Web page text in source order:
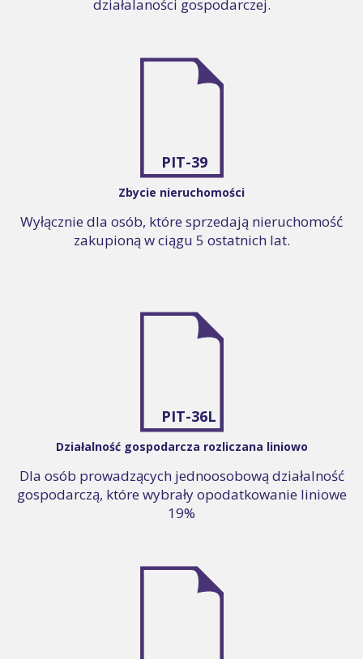
działalaności gospodarczej.
PIT-39
Zbycie nieruchomości
Wyłącznie dla osób, które sprzedają nieruchomość
zakupioną w ciągu 5 ostatnich lat.
PIT-36L
Działalność gospodarcza rozliczana liniowo
Dla osób prowadzących jednoosobową działalność
gospodarczą, które wybrały opodatkowanie liniowe
19%